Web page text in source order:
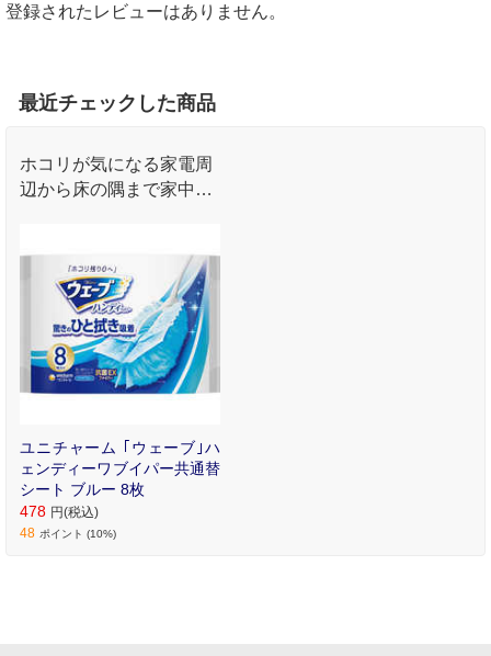
登録されたレビューはありません。
最近チェックした商品
ホコリが気になる家電周
辺から床の隅まで家中の
これ1本!
ユニチャーム ｢ウェーブ｣ハ
ェンディーワブイパー共通替
シート ブルー 8枚
478 円(税込)
48 ポイント (10%)